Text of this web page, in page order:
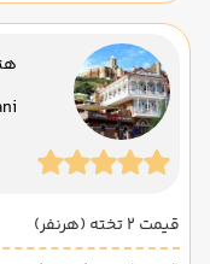
قیمت 2 تخته (هرنفر)